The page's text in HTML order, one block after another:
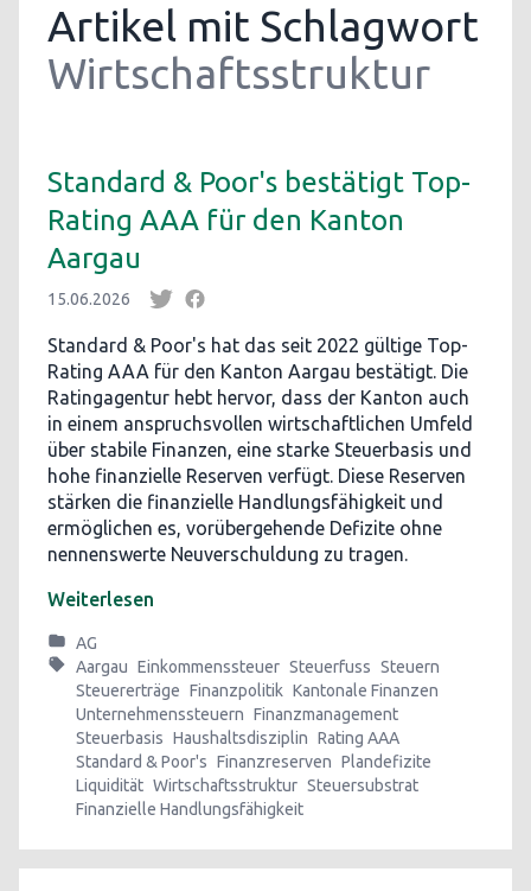
Artikel mit Schlagwort
Wirtschaftsstruktur
Standard & Poor's bestätigt Top-
Rating AAA für den Kanton
Aargau
15.06.2026
Standard & Poor's hat das seit 2022 gültige Top-
Rating AAA für den Kanton Aargau bestätigt. Die
Ratingagentur hebt hervor, dass der Kanton auch
in einem anspruchsvollen wirtschaftlichen Umfeld
über stabile Finanzen, eine starke Steuerbasis und
hohe finanzielle Reserven verfügt. Diese Reserven
stärken die finanzielle Handlungsfähigkeit und
ermöglichen es, vorübergehende Defizite ohne
nennenswerte Neuverschuldung zu tragen.
Weiterlesen
AG
Aargau Einkommenssteuer Steuerfuss Steuern
Steuererträge Finanzpolitik Kantonale Finanzen
Unternehmenssteuern Finanzmanagement
Steuerbasis Haushaltsdisziplin Rating AAA
Standard & Poor's Finanzreserven Plandefizite
Liquidität Wirtschaftsstruktur Steuersubstrat
Finanzielle Handlungsfähigkeit